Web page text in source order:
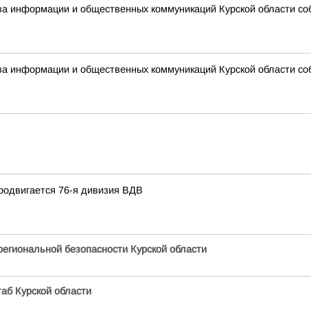
информации и общественных коммуникаций Курской области
информации и общественных коммуникаций Курской области
76-я дивизия ВДВ
безопасности Курской области
Курской области